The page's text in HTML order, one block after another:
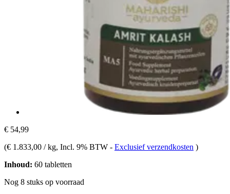
€ 54,99
(€ 1.833,00 / kg, Incl. 9% BTW - Exclusief verzendkosten )
Inhoud: 60 tabletten
Nog 8 stuks op voorraad